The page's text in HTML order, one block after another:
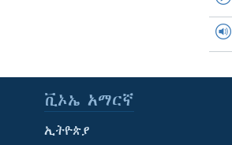
ቪኦኤ አማርኛ
ኢትዮጵያ